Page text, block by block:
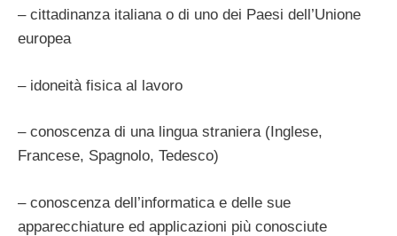
– cittadinanza italiana o di uno dei Paesi dell’Unione
europea
– idoneità fisica al lavoro
– conoscenza di una lingua straniera (Inglese,
Francese, Spagnolo, Tedesco)
– conoscenza dell’informatica e delle sue
apparecchiature ed applicazioni più conosciute